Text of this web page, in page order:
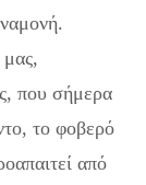
που σήμερα
το φοβερό
από